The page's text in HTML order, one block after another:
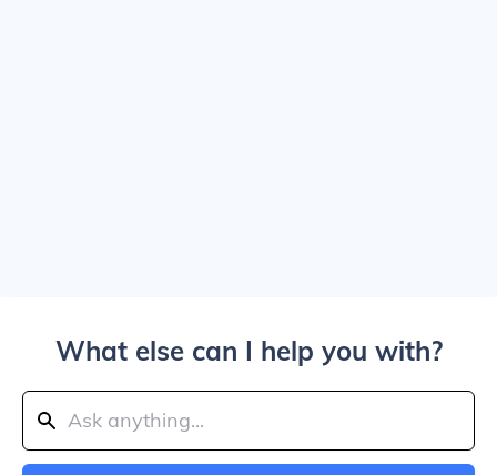
What else can I help you with?